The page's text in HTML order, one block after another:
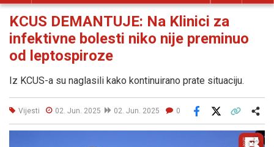
KCUS DEMANTUJE: Na Klinici za
infektivne bolesti niko nije preminuo
od leptospiroze
Iz KCUS-a su naglasili kako kontinuirano prate situaciju.
Vijesti 02. Jun. 2025 02. Jun. 2025 0
Facebook